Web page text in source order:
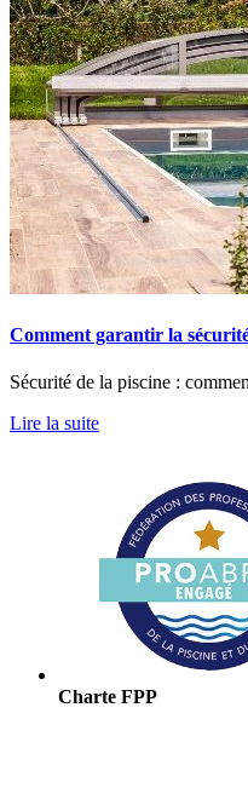
Comment garantir la
Sécurité de la piscine :
Lire la suite
Charte FPP